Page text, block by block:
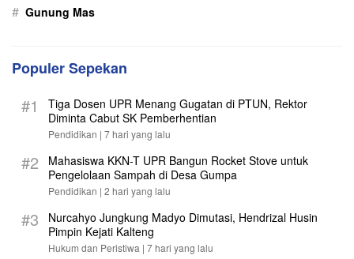
# Gunung Mas
Populer Sepekan
#1
Tiga Dosen UPR Menang Gugatan di PTUN, Rektor
Diminta Cabut SK Pemberhentian
Pendidikan | 7 hari yang lalu
#2
Mahasiswa KKN-T UPR Bangun Rocket Stove untuk
Pengelolaan Sampah di Desa Gumpa
Pendidikan | 2 hari yang lalu
#3
Nurcahyo Jungkung Madyo Dimutasi, Hendrizal Husin
Pimpin Kejati Kalteng
Hukum dan Peristiwa | 7 hari yang lalu